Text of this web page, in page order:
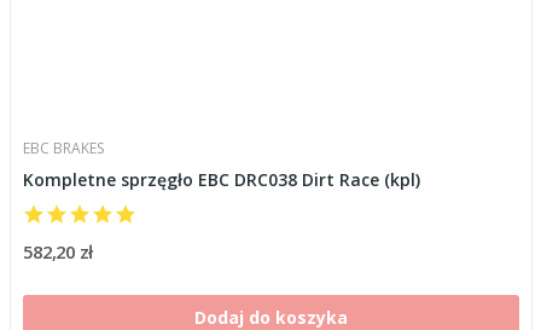
EBC BRAKES
Kompletne sprzęgło EBC DRC038 Dirt Race (kpl)
582,20 zł
Dodaj do koszyka